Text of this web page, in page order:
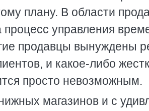
плану. В области
управления
продавцы вынуждены
и какое-либо
просто невозможным.
магазинов и с